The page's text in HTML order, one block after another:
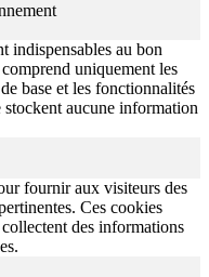
indispensables au bon
uniquement les
base et les fonctionnalités
stockent aucune information
fournir aux visiteurs des
Ces cookies
des informations